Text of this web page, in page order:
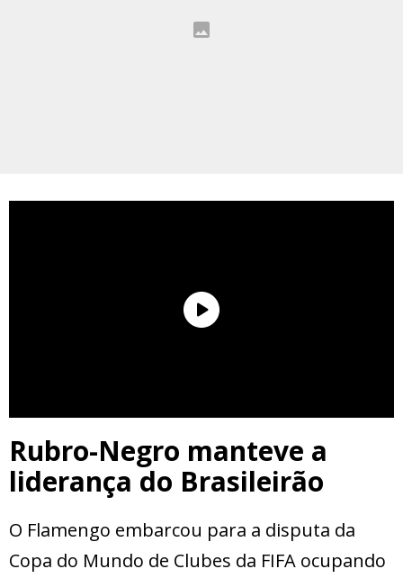
Rubro-Negro manteve a
liderança do Brasileirão
O Flamengo embarcou para a disputa da
Copa do Mundo de Clubes da FIFA ocupando